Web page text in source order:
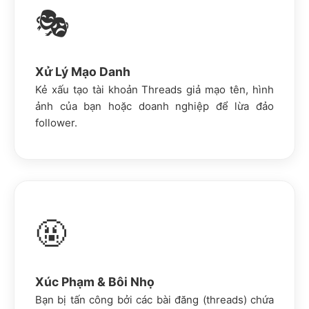
🎭
Xử Lý Mạo Danh
Kẻ xấu tạo tài khoản Threads giả mạo tên, hình
ảnh của bạn hoặc doanh nghiệp để lừa đảo
follower.
🤬
Xúc Phạm & Bôi Nhọ
Bạn bị tấn công bởi các bài đăng (threads) chứa